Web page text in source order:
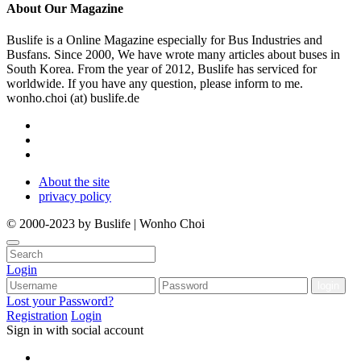
About Our Magazine
Buslife is a Online Magazine especially for Bus Industries and
Busfans. Since 2000, We have wrote many articles about buses in
South Korea. From the year of 2012, Buslife has serviced for
worldwide. If you have any question, please inform to me.
wonho.choi (at) buslife.de
About the site
privacy policy
© 2000-2023 by Buslife | Wonho Choi
Login
Lost your Password?
Registration Login
Sign in with social account